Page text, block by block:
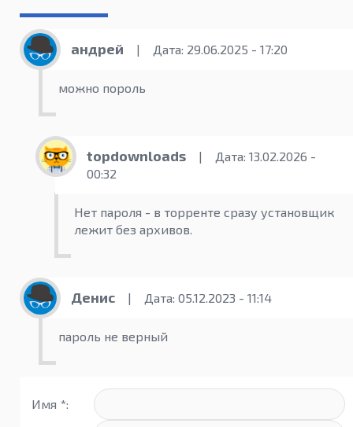
андрей | Дата: 29.06.2025 - 17:20
можно пороль
topdownloads |
Дата: 13.02.2026 -
00:32
Нет пароля - в торренте сразу установщик
лежит без архивов.
Денис | Дата: 05.12.2023 - 11:14
пароль не верный
Имя *: